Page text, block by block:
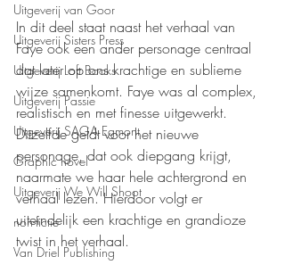
Uitgeverij van Goor
Uitgeverij Sisters Press
Uitgeverij Loft Books
Uitgeverij Passie
Uitgeverij SAGA Egmont
Graphic novel
Uitgeverij We Will Shoot
non-fictie
Van Driel Publishing
In dit deel staat naast het verhaal van
Faye ook een ander personage centraal
dat later op ons krachtige en sublieme
wijze samenkomt. Faye was al complex,
realistisch en met finesse uitgewerkt.
Ditzelfde geldt voor het nieuwe
personage, dat ook diepgang krijgt,
naarmate we haar hele achtergrond en
verhaal lezen. Hierdoor volgt er
uiteindelijk een krachtige en grandioze
twist in het verhaal.